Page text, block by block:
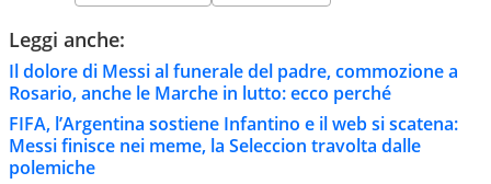
Leggi anche:
Il dolore di Messi al funerale del padre, commozione a
Rosario, anche le Marche in lutto: ecco perché
FIFA, l’Argentina sostiene Infantino e il web si scatena:
Messi finisce nei meme, la Seleccion travolta dalle
polemiche